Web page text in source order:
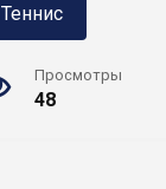
Теннис
Просмотры
48